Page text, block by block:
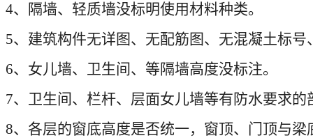
4、隔墙、轻质墙没标明使用材料种类。
5、建筑构件无详图、无配筋图、无混凝土标号
6、女儿墙、卫生间、等隔墙高度没标注。
7、卫生间、栏杆、层面女儿墙等有防水要求
8、各层的窗底高度是否统一，窗顶、门顶与梁